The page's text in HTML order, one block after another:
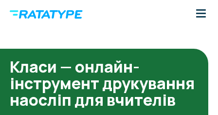
Класи — онлайн-
інструмент друкування
наосліп для вчителів